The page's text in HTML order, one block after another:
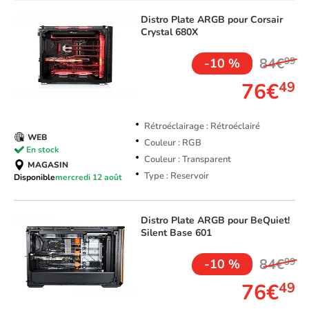
Distro Plate ARGB pour Corsair
Crystal 680X
-10 % 84€99
76€49
Rétroéclairage : Rétroéclairé
Couleur : RGB
Couleur : Transparent
Type : Reservoir
WEB
En stock
MAGASIN
Disponiblemercredi 12 août
Distro Plate ARGB pour BeQuiet!
Silent Base 601
-10 % 84€99
76€49